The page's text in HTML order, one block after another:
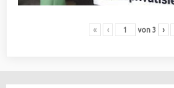
« ‹ von 3 ›